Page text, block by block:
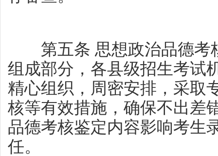
第五条 思想政治品德考
组成部分，各县级招生考试
精心组织，周密安排，采取
核等有效措施，确保不出差
品德考核鉴定内容影响考生
任。